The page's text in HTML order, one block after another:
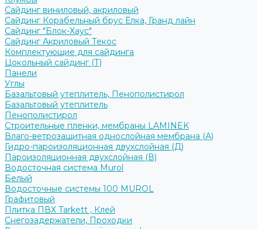
Сайдинг виниловый, акриловый
Сайдинг Корабельный брус Ёлка, Гранд лайн
Сайдинг "Блок-Хаус"
Сайдинг Акриловый Текос
Комплектующие для сайдинга
Цокольный сайдинг (Т)
Панели
Углы
Базальтовый утеплитель, Пенополистирол
Базальтовый утеплитель
Пенополистирол
Строительные пленки, мембраны LAMINEK
Влаго-ветрозащитная однослойная мембрана (А)
Гидро-пароизоляционная двухслойная (Д)
Пароизоляционная двухслойная (В)
Водосточная система Murol
Белый
Водосточные системы 100 MUROL
Графитовый
Плитка ПВХ Tarkett , Клей
Снегозадержатели, Проходки